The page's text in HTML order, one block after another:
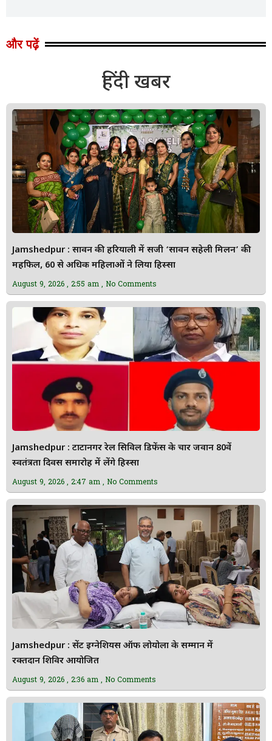
और पढ़ें
हिंदी खबर
Jamshedpur : सावन की हरियाली में सजी ‘सावन सहेली मिलन’ की
महफिल, 60 से अधिक महिलाओं ने लिया हिस्सा
August 9, 2026 2:55 am No Comments
Jamshedpur : टाटानगर रेल सिविल डिफेंस के चार जवान 80वें
स्वतंत्रता दिवस समारोह में लेंगे हिस्सा
August 9, 2026 2:47 am No Comments
Jamshedpur : सेंट इग्नेशियस ऑफ लोयोला के सम्मान में
रक्तदान शिविर आयोजित
August 9, 2026 2:36 am No Comments